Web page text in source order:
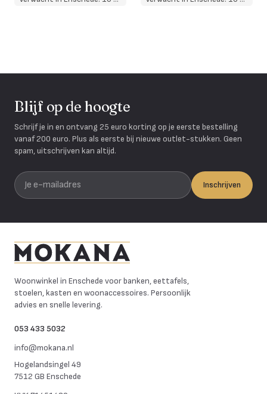
Blijf op de hoogte
Schrijf je in en ontvang 25 euro korting op je eerste bestelling
vanaf 200 euro. Plus als eerste bij nieuwe outlet-stukken. Geen
spam, uitschrijven kan altijd.
Je e-mailadres
Inschrijven
Woonwinkel in Enschede voor banken, eettafels,
stoelen, kasten en woonaccessoires. Persoonlijk
advies en snelle levering.
053 433 5032
info@mokana.nl
Hogelandsingel 49
7512 GB Enschede